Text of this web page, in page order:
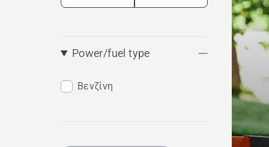
Power/fuel type
Βενζίνη